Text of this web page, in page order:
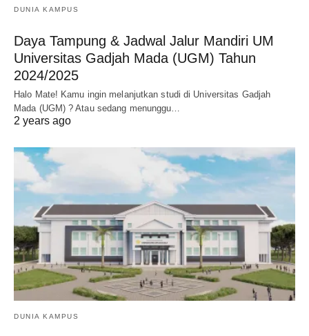
DUNIA KAMPUS
Daya Tampung & Jadwal Jalur Mandiri UM
Universitas Gadjah Mada (UGM) Tahun
2024/2025
Halo Mate! Kamu ingin melanjutkan studi di Universitas Gadjah
Mada (UGM) ? Atau sedang menunggu…
2 years ago
DUNIA KAMPUS